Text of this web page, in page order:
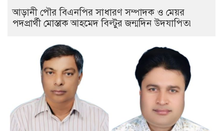
আড়ানী পৌর বিএনপির সাধারণ সম্পাদক ও মেয়র
পদপ্রার্থী মোস্তাক আহমেদ বিল্টুর জন্মদিন উদযাপিত৷